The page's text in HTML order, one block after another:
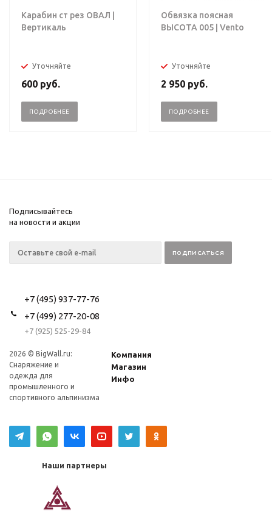
Карабин ст рез ОВАЛ |
Вертикаль
Уточняйте
600 руб.
ПОДРОБНЕЕ
Обвязка поясная
ВЫСОТА 005 | Vento
Уточняйте
2 950 руб.
ПОДРОБНЕЕ
Подписывайтесь
на новости и акции
+7 (495) 937-77-76
+7 (499) 277-20-08
+7 (925) 525-29-84
2026 © BigWall.ru:
Снаряжение и
одежда для
промышленного и
спортивного альпинизма
Компания
Магазин
Инфо
Наши партнеры